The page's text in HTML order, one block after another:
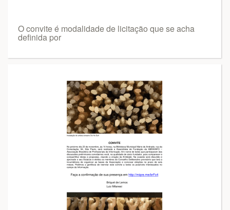
O convite é modalidade de licitação que se acha
definida por